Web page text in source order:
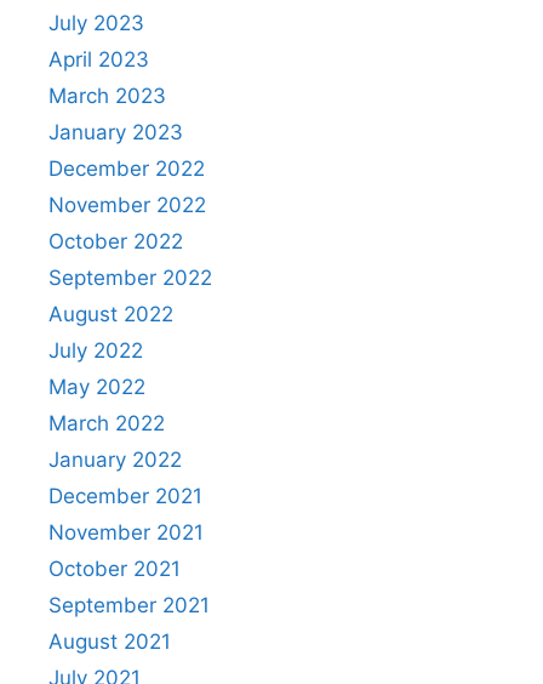
July 2023
April 2023
March 2023
January 2023
December 2022
November 2022
October 2022
September 2022
August 2022
July 2022
May 2022
March 2022
January 2022
December 2021
November 2021
October 2021
September 2021
August 2021
July 2021